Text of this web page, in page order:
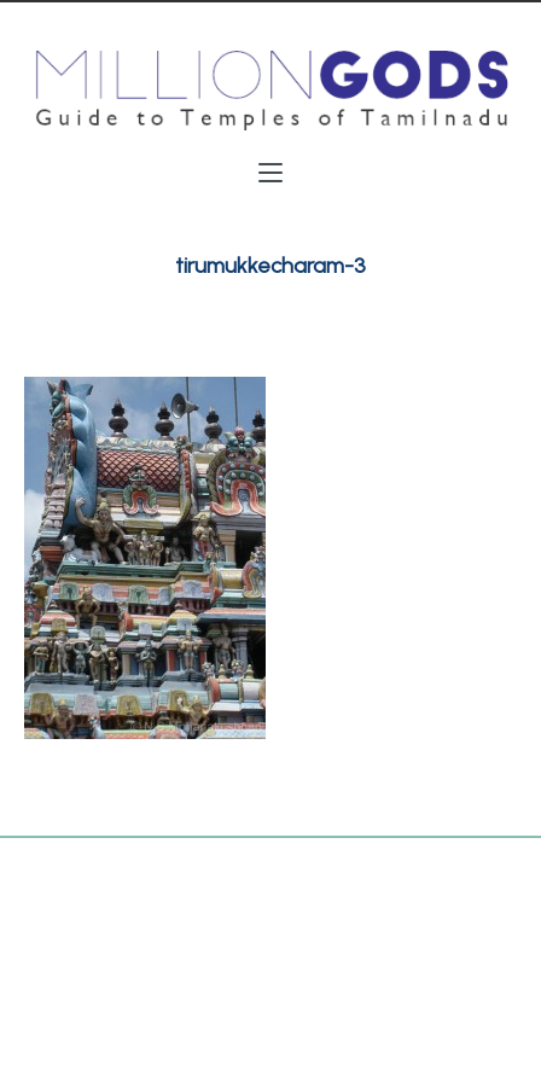
tirumukkecharam-3